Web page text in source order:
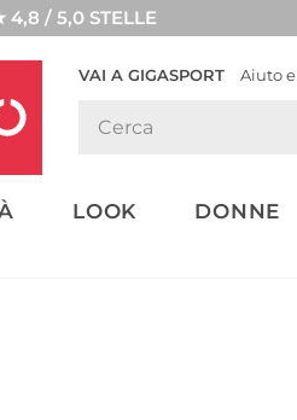
/ 5,0 STELLE
VAI A GIGASPORT Aiuto
LOOK DONNE
WEDDING